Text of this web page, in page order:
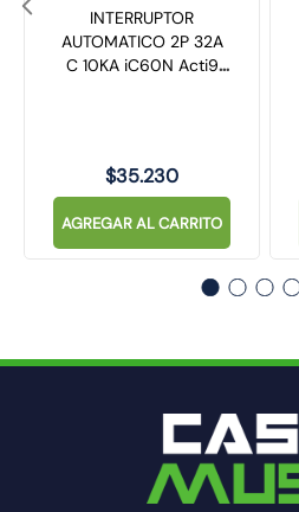
INTERRUPTOR
AUTOMATICO 2P 32A
C 10KA iC60N Acti9
$35.230
AGREGAR AL CARRITO